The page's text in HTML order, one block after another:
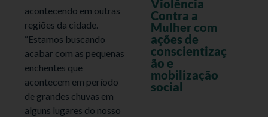
acontecendo em outras
regiões da cidade.
“Estamos buscando
acabar com as pequenas
enchentes que
acontecem em período
de grandes chuvas em
alguns lugares do nosso
Violência
Contra a
Mulher com
ações de
conscientizaç
ão e
mobilização
social